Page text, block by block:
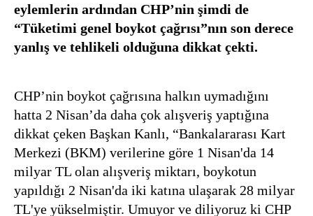
eylemlerin ardından CHP’nin şimdi de
“Tüketimi genel boykot çağrısı”nın son derece
yanlış ve tehlikeli olduğuna dikkat çekti.
CHP’nin boykot çağrısına halkın uymadığını
hatta 2 Nisan’da daha çok alışveriş yaptığına
dikkat çeken Başkan Kanlı, “Bankalararası Kart
Merkezi (BKM) verilerine göre 1 Nisan'da 14
milyar TL olan alışveriş miktarı, boykotun
yapıldığı 2 Nisan'da iki katına ulaşarak 28 milyar
TL'ye yükselmiştir. Umuyor ve diliyoruz ki CHP